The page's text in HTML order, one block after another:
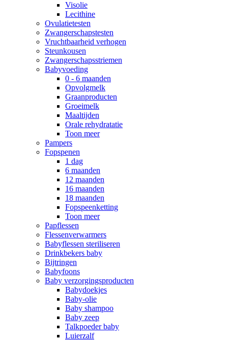
Visolie
Lecithine
Ovulatietesten
Zwangerschapstesten
Vruchtbaarheid verhogen
Steunkousen
Zwangerschapsstriemen
Babyvoeding
0 - 6 maanden
Opvolgmelk
Graanproducten
Groeimelk
Maaltijden
Orale rehydratatie
Toon meer
Pampers
Fopspenen
1 dag
6 maanden
12 maanden
16 maanden
18 maanden
Fopspeenketting
Toon meer
Papflessen
Flessenverwarmers
Babyflessen steriliseren
Drinkbekers baby
Bijtringen
Babyfoons
Baby verzorgingsproducten
Babydoekjes
Baby-olie
Baby shampoo
Baby zeep
Talkpoeder baby
Luierzalf